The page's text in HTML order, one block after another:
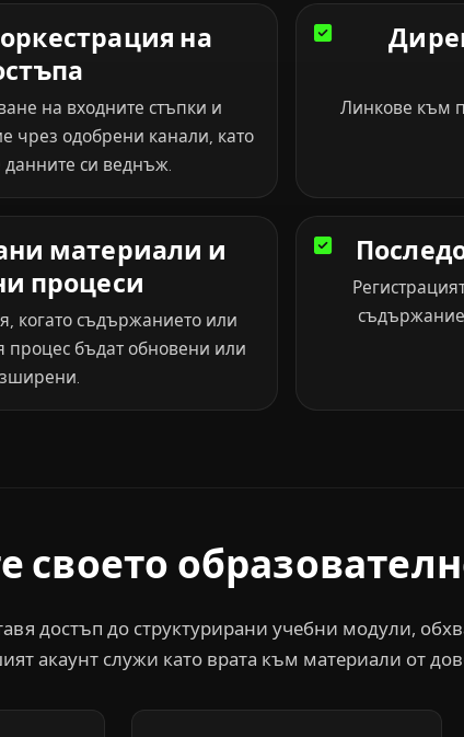
на
на входните стъпки и
чрез одобрени канали, като
данните си веднъж.
Линкове към
материали и
процеси
когато съдържанието или
процес бъдат обновени или
съдържание
своето
достъп до структурирани учебни модули,
акаунт служи като врата към материали от